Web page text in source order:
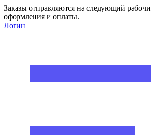
Заказы отправляются на следующий
оформления и оплаты.
Логин